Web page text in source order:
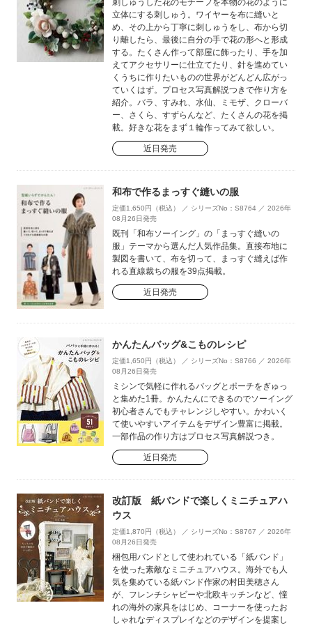
刺しゅうした花のモチーフを本物の花のように
立体にする刺しゅう。ワイヤーを布に縫いと
め、その上から丁寧に刺しゅうをし、布から切
り離したら、最後に自分の手で花の形へと形成
する。たくさん作って部屋に飾ったり、手を加
えてアクセサリーに仕立てたり、針を進めてい
くうちに作りたいものの世界がどんどん広がっ
ていくはず。プロセス写真解説つきで作り方を
紹介。バラ、すみれ、水仙、ミモザ、クローバ
ー、さくら、すずらんなど、たくさんの花を掲
載。好きな花をまず１輪作ってみて欲しい。
近日発売
和布で作るまっすぐ縫いの服
定価1,650円（税込） ／ シリーズNo：S8764 ／ 2026年
08月26日発売
既刊「和布ソーイング」の「まっすぐ縫いの
服」テーマから選んだ人気作品集。直接布地に
製図を書いて、布を切って、まっすぐ縫えば作
れる直線裁ちの服を39点掲載。
近日発売
かんたんバッグ&こものレシピ
定価1,650円（税込） ／ シリーズNo：S8766 ／ 2026年
08月26日発売
ミシンで気軽に作れるバッグとポーチをぎゅっ
と集めた1冊。かんたんにできるのでソーイング
初心者さんでもチャレンジしやすい。かわいく
て使いやすいアイテムをデザイン豊富に掲載。
一部作品の作り方はプロセス写真解説つき。
近日発売
改訂版 紙バンドで楽しくミニチュアハ
ウス
定価1,870円（税込） ／ シリーズNo：S8767 ／ 2026年
08月26日発売
梱包用バンドとして使われている「紙バンド」
を使った素敵なミニチュアハウス。海外でも人
気を集めている紙バンド作家の村田美穂さん
が、フレンチシャビーや北欧キッチンなど、憧
れの海外の家具をはじめ、コーナーを使ったお
しゃれなディスプレイなどのデザインを提案し